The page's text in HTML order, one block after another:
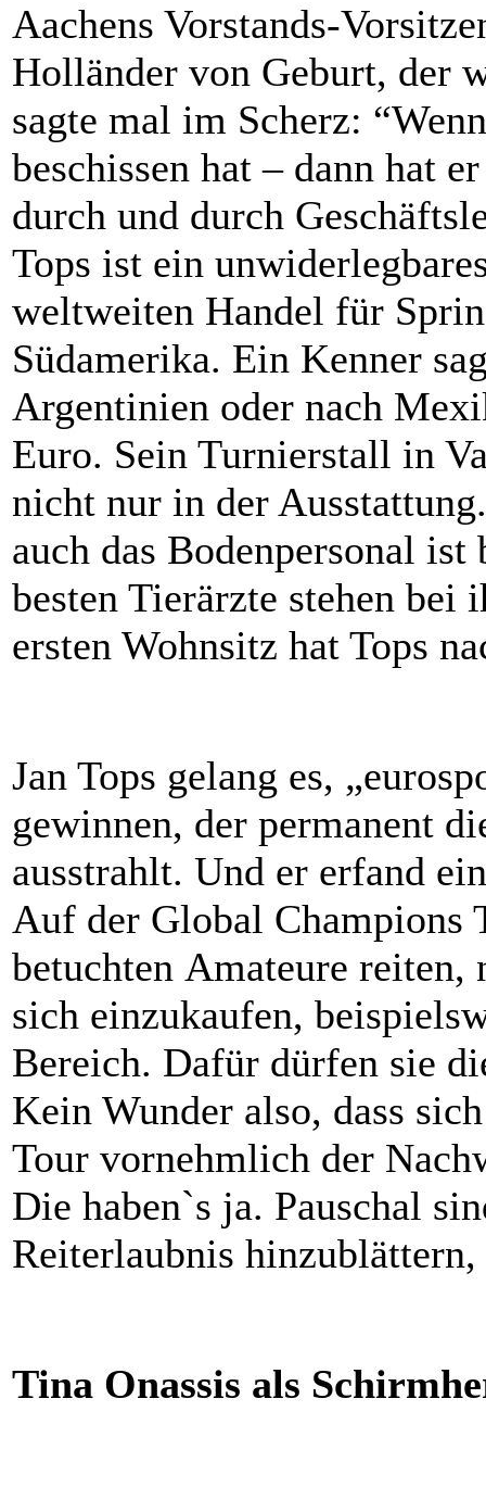
Aachens Vorstands-
Holländer von Geburt, der
sagte mal im Scherz:
beschissen hat – dann hat
durch und durch
Tops ist ein
weltweiten Handel für
Südamerika. Ein Kenner
Argentinien oder nach
Euro. Sein Turnierstall in
nicht nur in der
auch das Bodenpersonal
besten Tierärzte stehen bei
ersten Wohnsitz hat Tops
Jan Tops gelang es,
gewinnen, der permanent
ausstrahlt. Und er erfand
Auf der Global Champions
betuchten Amateure
sich einzukaufen,
Bereich. Dafür dürfen sie
Kein Wunder also, dass
Tour vornehmlich der
Die haben`s ja. Pauschal
Reiterlaubnis
Tina Onassis als